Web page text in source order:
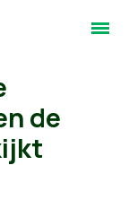
de